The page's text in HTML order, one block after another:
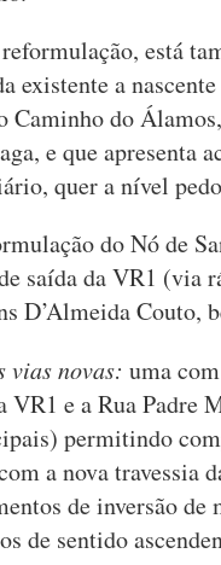
está
existente a
Caminho do
e que apresenta
quer a nível
do Nó de
saída da VR1 (via
D’Almeida Couto,
vias novas: uma
VR1 e a Rua Padre
permitindo
a nova travessia
de inversão de
de sentido